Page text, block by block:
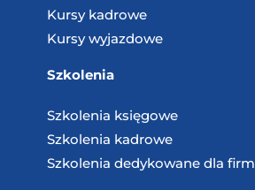
Kursy kadrowe
Kursy wyjazdowe
Szkolenia
Szkolenia księgowe
Szkolenia kadrowe
Szkolenia dedykowane dla firm